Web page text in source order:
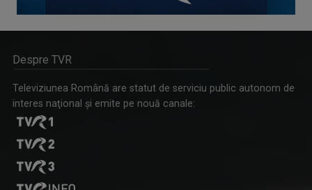
Despre TVR
Televiziunea Română are statut de serviciu public autonom de
interes naţional şi emite pe nouă canale: